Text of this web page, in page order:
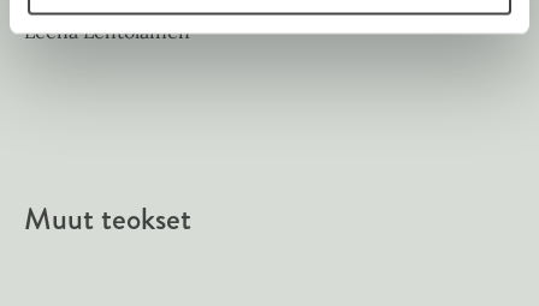
Leena Lehtolainen
Muut teokset